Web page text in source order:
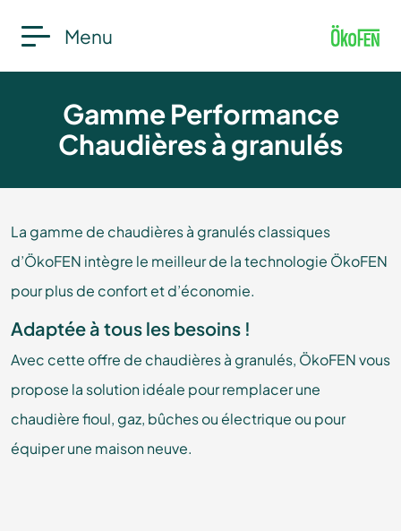
Menu
Gamme Performance
Chaudières à granulés
La gamme de chaudières à granulés classiques
d’ÖkoFEN intègre le meilleur de la technologie ÖkoFEN
pour plus de confort et d’économie.
Adaptée à tous les besoins !
Avec cette offre de chaudières à granulés, ÖkoFEN vous
propose la solution idéale pour remplacer une
chaudière fioul, gaz, bûches ou électrique ou pour
équiper une maison neuve.